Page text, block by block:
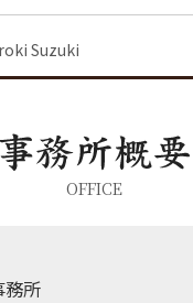
川県 弁護士
護士
区 弁護士
ル 品川区 弁護士
県 弁護士
Suzuki
OFFICE
務所